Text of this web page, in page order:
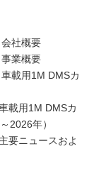
社概要
業概要
載用1M DMSカ
載用1M DMSカ
2026年）
要ニュースおよ